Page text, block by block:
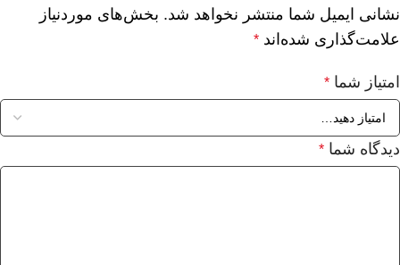
نشانی ایمیل شما منتشر نخواهد شد. بخش‌های موردنیاز
علامت‌گذاری شده‌اند *
امتیاز شما *
دیدگاه شما *